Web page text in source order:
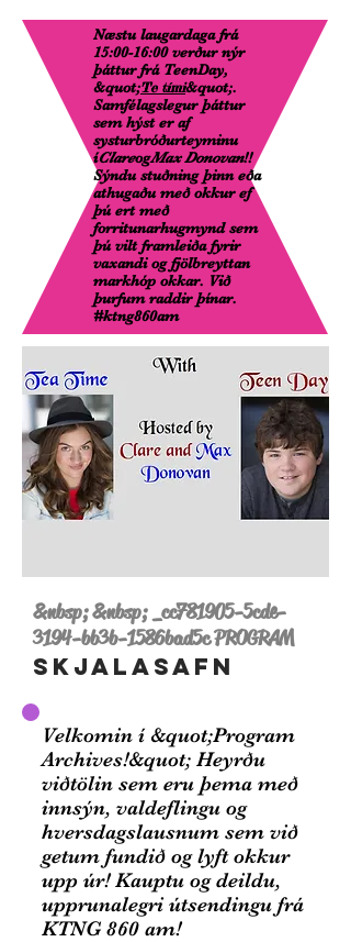
Næstu laugardaga frá
15:00-16:00 verður nýr
þáttur frá TeenDay,
&quot;Te tími&quot;.
Samfélagslegur þáttur
sem hýst er af
systurbróðurteyminu
íClareogMax Donovan!!
Sýndu stuðning þinn eða
athugaðu með okkur ef
þú ert með
forritunarhugmynd sem
þú vilt framleiða fyrir
vaxandi og fjölbreyttan
markhóp okkar. Við
þurfum raddir þínar.
#ktng860am
&nbsp; &nbsp; _cc781905-5cde-
3194-bb3b-1586bad5c PROGRAM
SKJALASAFN
Velkomin í &quot;Program
Archives!&quot; Heyrðu
viðtölin sem eru þema með
innsýn, valdeflingu og
hversdagslausnum sem við
getum fundið og lyft okkur
upp úr! Kauptu og deildu,
upprunalegri útsendingu frá
KTNG 860 am!